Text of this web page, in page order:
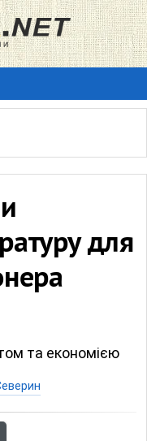
для
та економією